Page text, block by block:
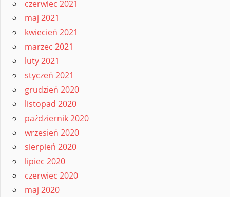
czerwiec 2021
maj 2021
kwiecień 2021
marzec 2021
luty 2021
styczeń 2021
grudzień 2020
listopad 2020
październik 2020
wrzesień 2020
sierpień 2020
lipiec 2020
czerwiec 2020
maj 2020